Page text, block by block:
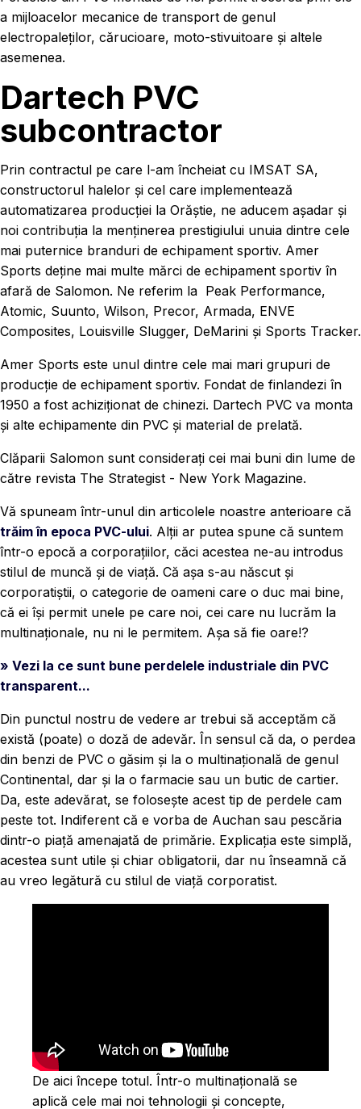
a mijloacelor mecanice de transport de genul
electropaleților, cărucioare, moto-stivuitoare și altele
asemenea.
Dartech PVC
subcontractor
Prin contractul pe care l-am încheiat cu IMSAT SA,
constructorul halelor și cel care implementează
automatizarea producției la Orăștie, ne aducem așadar și
noi contribuția la menținerea prestigiului unuia dintre cele
mai puternice branduri de echipament sportiv. Amer
Sports deține mai multe mărci de echipament sportiv în
afară de Salomon. Ne referim la Peak Performance,
Atomic, Suunto, Wilson, Precor, Armada, ENVE
Composites, Louisville Slugger, DeMarini și Sports Tracker.
Amer Sports este unul dintre cele mai mari grupuri de
producție de echipament sportiv. Fondat de finlandezi în
1950 a fost achiziționat de chinezi. Dartech PVC va monta
și alte echipamente din PVC și material de prelată.
Clăparii Salomon sunt considerați cei mai buni din lume de
către revista The Strategist - New York Magazine.
Vă spuneam într-unul din articolele noastre anterioare că
trăim în epoca PVC-ului. Alții ar putea spune că suntem
într-o epocă a corporațiilor, căci acestea ne-au introdus
stilul de muncă și de viață. Că așa s-au născut și
corporatiștii, o categorie de oameni care o duc mai bine,
că ei își permit unele pe care noi, cei care nu lucrăm la
multinaționale, nu ni le permitem. Așa să fie oare!?
» Vezi la ce sunt bune perdelele industriale din PVC
transparent...
Din punctul nostru de vedere ar trebui să acceptăm că
există (poate) o doză de adevăr. În sensul că da, o perdea
din benzi de PVC o găsim și la o multinațională de genul
Continental, dar și la o farmacie sau un butic de cartier.
Da, este adevărat, se folosește acest tip de perdele cam
peste tot. Indiferent că e vorba de Auchan sau pescăria
dintr-o piață amenajată de primărie. Explicația este simplă,
acestea sunt utile și chiar obligatorii, dar nu înseamnă că
au vreo legătură cu stilul de viață corporatist.
De aici începe totul. Într-o multinațională se
aplică cele mai noi tehnologii și concepte,